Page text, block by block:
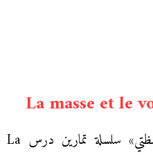
La masse et le
نقدم إليكم زوار موقع «محفظتي» سلسلة تمارين درس La